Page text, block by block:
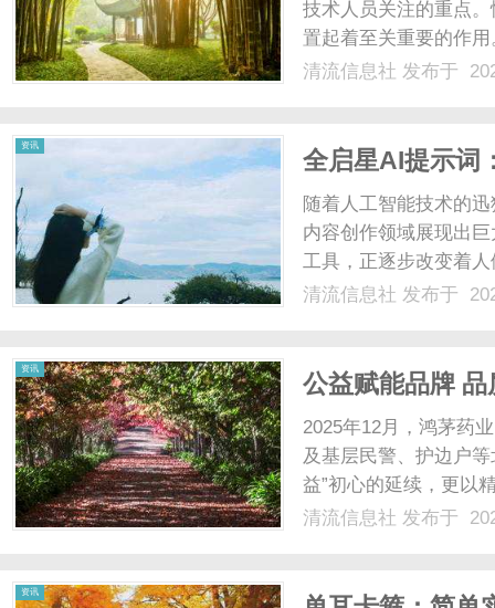
技术人员关注的重点
置起着至关重要的作
能让MySQL在天翼云
清流信息社 发布于
资讯
全启星AI提示词
随着人工智能技术的
内容创作领域展现出
工具，正逐步改变着
擎。首先，全启星AI
清流信息社 发布于
资讯
公益赋能品牌
健康与发展双防
2025年12月，鸿茅药
及基层民警、护边户
益”初心的延续，更以
华老字号中医药企业
清流信息社 发布于
资讯